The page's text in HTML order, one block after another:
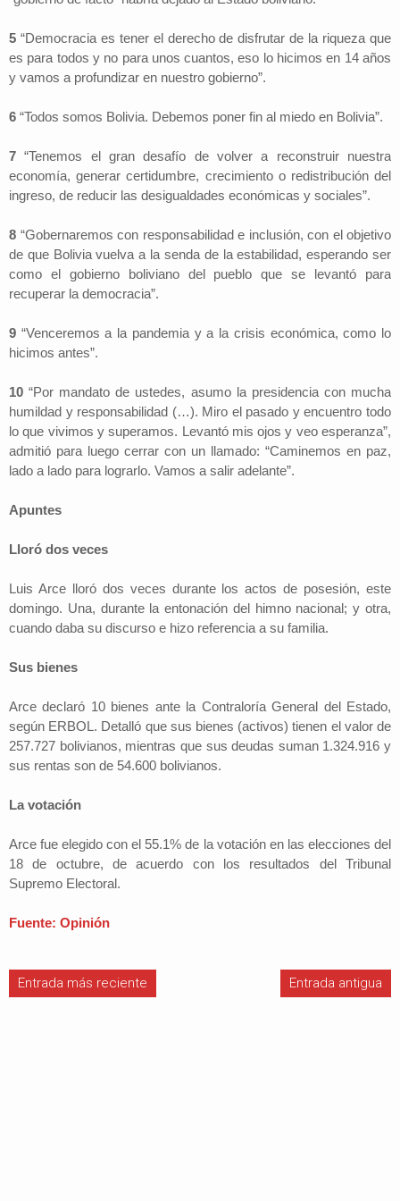
5 “Democracia es tener el derecho de disfrutar de la riqueza que
es para todos y no para unos cuantos, eso lo hicimos en 14 años
y vamos a profundizar en nuestro gobierno”.
6 “Todos somos Bolivia. Debemos poner fin al miedo en Bolivia”.
7“Tenemos el gran desafío de volver a reconstruir nuestra
economía, generar certidumbre, crecimiento o redistribución del
ingreso, de reducir las desigualdades económicas y sociales”.
8 “Gobernaremos con responsabilidad e inclusión, con el objetivo
de que Bolivia vuelva a la senda de la estabilidad, esperando ser
como el gobierno boliviano del pueblo que se levantó para
recuperar la democracia”.
9 “Venceremos a la pandemia y a la crisis económica, como lo
hicimos antes”.
10“Por mandato de ustedes, asumo la presidencia con mucha
humildad y responsabilidad (…). Miro el pasado y encuentro todo
lo que vivimos y superamos. Levantó mis ojos y veo esperanza”,
admitió para luego cerrar con un llamado: “Caminemos en paz,
lado a lado para lograrlo. Vamos a salir adelante”.
Apuntes
Lloró dos veces
Luis Arce lloró dos veces durante los actos de posesión, este
domingo. Una, durante la entonación del himno nacional; y otra,
cuando daba su discurso e hizo referencia a su familia.
Sus bienes
Arce declaró 10 bienes ante la Contraloría General del Estado,
según ERBOL. Detalló que sus bienes (activos) tienen el valor de
257.727 bolivianos, mientras que sus deudas suman 1.324.916 y
sus rentas son de 54.600 bolivianos.
La votación
Arce fue elegido con el 55.1% de la votación en las elecciones del
18 de octubre, de acuerdo con los resultados del Tribunal
Supremo Electoral.
Fuente: Opinión
Entrada más reciente Entrada antigua